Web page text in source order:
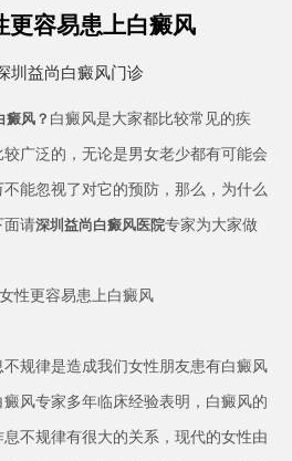
更容易患上白癜风
圳益尚白癜风门诊
风？ 白癜风是大家都比较常见的疾
广泛的，无论是男女老少都有可能会
能忽视了对它的预防，那么，为什么
面请深圳益尚白癜风医院专家为大家做
规律是造成我们女性朋友患有白癜风
风专家多年临床经验表明，白癜风的
不规律有很大的关系，现代的女性由